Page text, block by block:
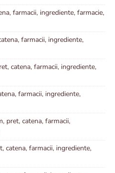
farmacii, ingrediente, farmacie,
farmacii, ingrediente,
catena, farmacii, ingrediente,
farmacii, ingrediente,
pret, catena, farmacii,
catena, farmacii, ingrediente,